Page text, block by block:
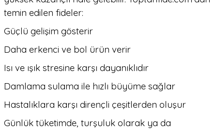
temin edilen fideler:
Güçlü gelişim gösterir
Daha erkenci ve bol ürün verir
Isı ve ışık stresine karşı dayanıklıdır
Damlama sulama ile hızlı büyüme sağlar
Hastalıklara karşı dirençli çeşitlerden oluşur
Günlük tüketimde, turşuluk olarak ya da